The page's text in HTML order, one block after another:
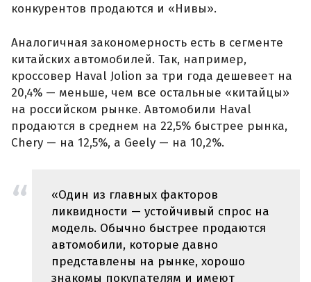
конкурентов продаются и «Нивы».
Аналогичная закономерность есть в сегменте
китайских автомобилей. Так, например,
кроссовер Haval Jolion за три года дешевеет на
20,4% — меньше, чем все остальные «китайцы»
на российском рынке. Автомобили Haval
продаются в среднем на 22,5% быстрее рынка,
Chery — на 12,5%, а Geely — на 10,2%.
«Один из главных факторов
ликвидности — устойчивый спрос на
модель. Обычно быстрее продаются
автомобили, которые давно
представлены на рынке, хорошо
знакомы покупателям и имеют